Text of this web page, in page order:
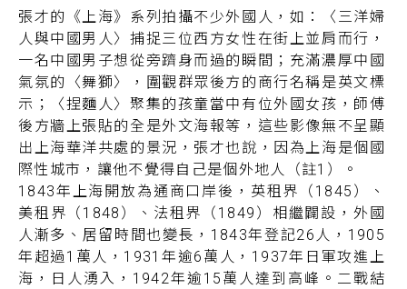
張才的《上海》系列拍攝不少外國人，如：〈三洋婦
人與中國男人〉捕捉三位西方女性在街上並肩而行，
一名中國男子想從旁躋身而過的瞬間；充滿濃厚中國
氣氛的〈舞獅〉，圍觀群眾後方的商行名稱是英文標
示；〈捏麵人〉聚集的孩童當中有位外國女孩，師傅
後方牆上張貼的全是外文海報等，這些影像無不呈顯
出上海華洋共處的景況，張才也說，因為上海是個國
際性城市，讓他不覺得自己是個外地人（註1）。
1843年上海開放為通商口岸後，英租界（1845）、
美租界（1848）、法租界（1849）相繼闢設，外國
人漸多、居留時間也變長，1843年登記26人，1905
年超過1萬人，1931年逾6萬人，1937年日軍攻進上
海，日人湧入，1942年逾15萬人達到高峰。二戰結